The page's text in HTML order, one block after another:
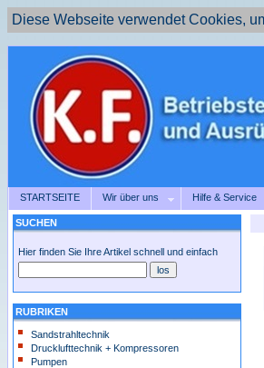
Diese Webseite verwendet Cookies,
STARTSEITE Wir über uns Hilfe & Service
SUCHEN
Hier finden Sie Ihre Artikel schnell und einfach
RUBRIKEN
Sandstrahltechnik
Drucklufttechnik + Kompressoren
Pumpen